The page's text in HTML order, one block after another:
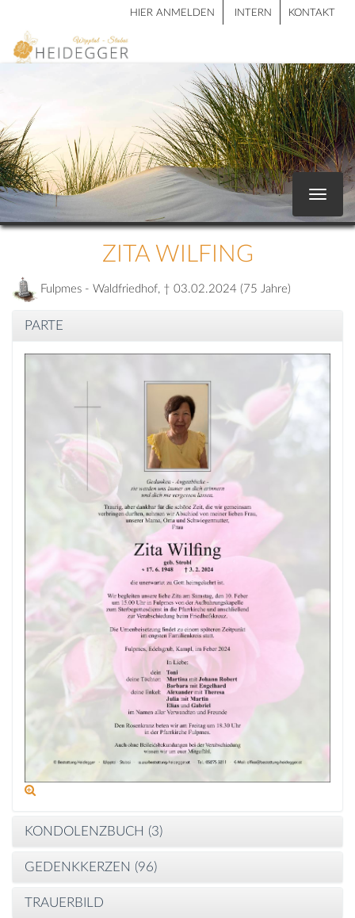
HIER ANMELDEN INTERN KONTAKT
Toggle
ZITA WILFING
Fulpmes - Waldfriedhof, † 03.02.2024 (75 Jahre)
PARTE
KONDOLENZBUCH (3)
GEDENKKERZEN (96)
TRAUERBILD